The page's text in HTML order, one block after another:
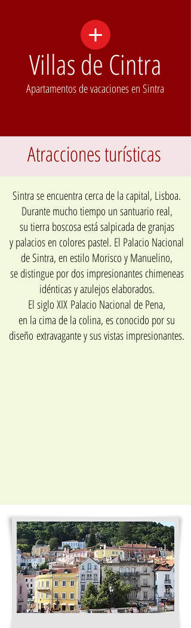
Villas de Cintra
Apartamentos de vacaciones en Sintra
Atracciones turísticas
Sintra se encuentra cerca de la capital, Lisboa.
Durante mucho tiempo un santuario real,
su tierra boscosa está salpicada de granjas
y palacios en colores pastel. El Palacio Nacional
de Sintra, en estilo Morisco y Manuelino,
se distingue por dos impresionantes chimeneas
idénticas y azulejos elaborados.
El siglo XIX Palacio Nacional de Pena,
en la cima de la colina, es conocido por su
diseño extravagante y sus vistas impresionantes.